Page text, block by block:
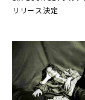
リリース決定